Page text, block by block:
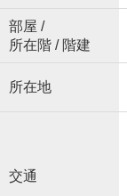
部屋 /
所在階 / 階建
所在地
交通